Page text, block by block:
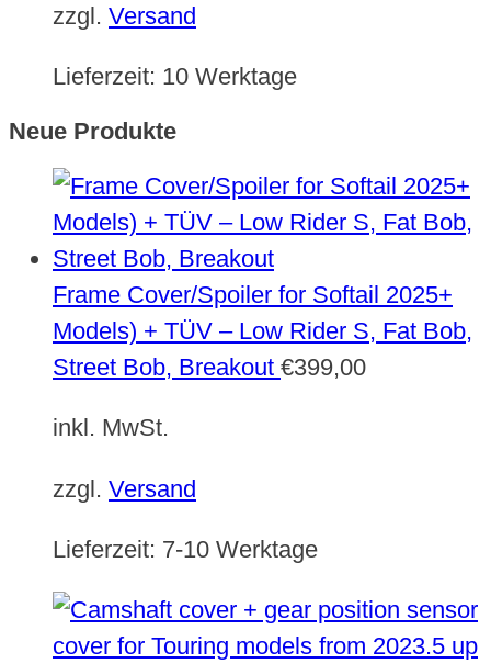
zzgl. Versand
Lieferzeit: 10 Werktage
Neue Produkte
Frame Cover/Spoiler for Softail 2025+
Models) + TÜV – Low Rider S, Fat Bob,
Street Bob, Breakout €399,00
inkl. MwSt.
zzgl. Versand
Lieferzeit: 7-10 Werktage